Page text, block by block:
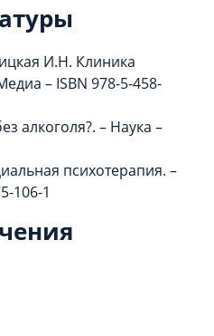
И.Н. Клиника
– ISBN 978-5-458-
алкоголя?. – Наука –
психотерапия. –
106-1